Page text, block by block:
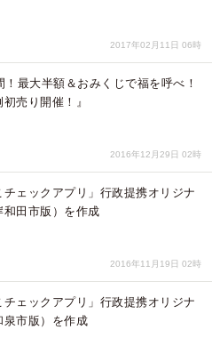
2017年02月11日 06時
！最大半額＆おみくじで福を呼べ！
売り開催！』
2016年12月29日 02時
チェックアプリ」行政提携オリジナ
和田市版）を作成
2016年11月19日 02時
チェックアプリ」行政提携オリジナ
泉市版）を作成